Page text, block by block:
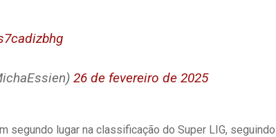
26 de fevereiro de 2025
segundo lugar na classificação do Super LIG,